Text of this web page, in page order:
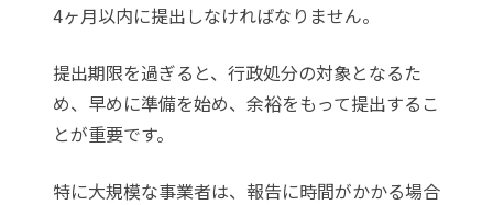
4ヶ月以内に提出しなければなりません。
提出期限を過ぎると、行政処分の対象となるた
め、早めに準備を始め、余裕をもって提出するこ
とが重要です。
特に大規模な事業者は、報告に時間がかかる場合